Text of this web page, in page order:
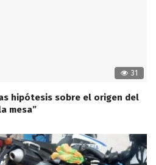
31
hipótesis sobre el origen del
mesa”